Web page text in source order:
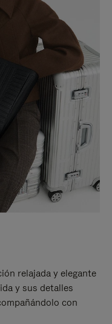
relajada y elegante
y sus detalles
con